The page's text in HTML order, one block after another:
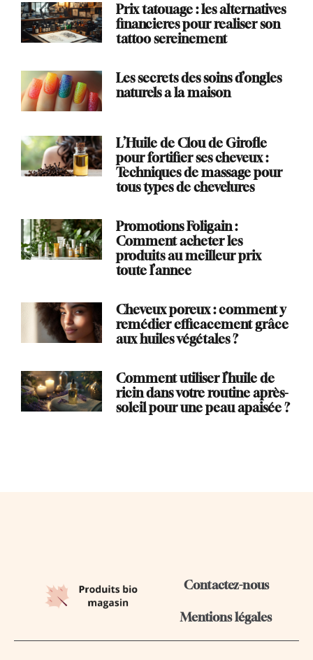
Prix tatouage : les alternatives
financieres pour realiser son
tattoo sereinement
Les secrets des soins d’ongles
naturels a la maison
L’Huile de Clou de Girofle
pour fortifier ses cheveux :
Techniques de massage pour
tous types de chevelures
Promotions Foligain :
Comment acheter les
produits au meilleur prix
toute l’annee
Cheveux poreux : comment y
remédier efficacement grâce
aux huiles végétales ?
Comment utiliser l’huile de
ricin dans votre routine après-
soleil pour une peau apaisée ?
Contactez-nous
Mentions légales